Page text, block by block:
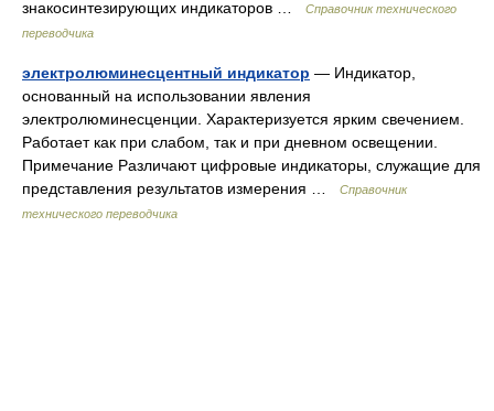
знакосинтезирующих индикаторов …
Справочник технического
переводчика
электролюминесцентный индикатор — Индикатор,
основанный на использовании явления
электролюминесценции. Характеризуется ярким свечением.
Работает как при слабом, так и при дневном освещении.
Примечание Различают цифровые индикаторы, служащие для
представления результатов измерения …
Справочник
технического переводчика